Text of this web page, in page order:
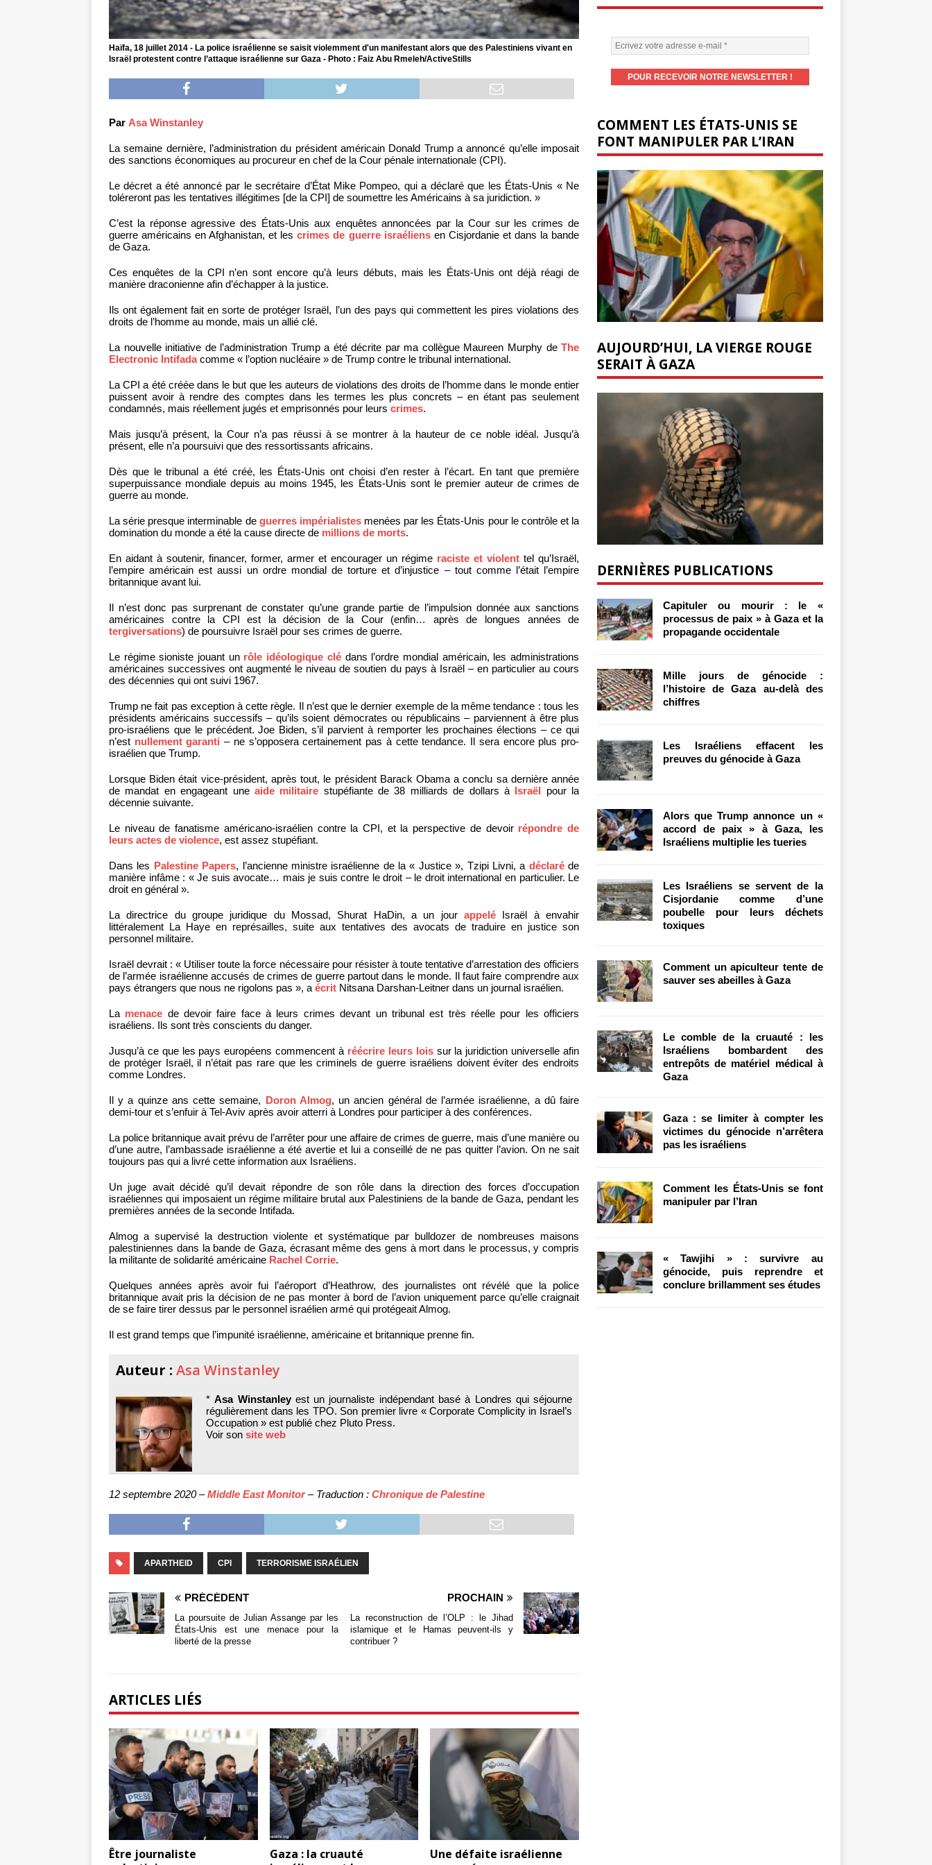
Haïfa, 18 juillet 2014 - La police israélienne se saisit violemment d'un manifestant alors que des Palestiniens vivant en
Israël protestent contre l’attaque israélienne sur Gaza - Photo : Faiz Abu Rmeleh/ActiveStills
Par Asa Winstanley
La semaine dernière, l’administration du président américain Donald Trump a annoncé qu’elle imposait
des sanctions économiques au procureur en chef de la Cour pénale internationale (CPI).
Le décret a été annoncé par le secrétaire d’État Mike Pompeo, qui a déclaré que les États-Unis « Ne
toléreront pas les tentatives illégitimes [de la CPI] de soumettre les Américains à sa juridiction. »
C’est la réponse agressive des États-Unis aux enquêtes annoncées par la Cour sur les crimes de
guerre américains en Afghanistan, et lescrimes de guerre israéliensen Cisjordanie et dans la bande
de Gaza.
Ces enquêtes de la CPI n’en sont encore qu’à leurs débuts, mais les États-Unis ont déjà réagi de
manière draconienne afin d’échapper à la justice.
Ils ont également fait en sorte de protéger Israël, l’un des pays qui commettent les pires violations des
droits de l’homme au monde, mais un allié clé.
La nouvelle initiative de l’administration Trump a été décrite par ma collègue Maureen Murphy deThe
Electronic Intifadacomme « l’option nucléaire » de Trump contre le tribunal international.
La CPI a été créée dans le but que les auteurs de violations des droits de l’homme dans le monde entier
puissent avoir à rendre des comptes dans les termes les plus concrets – en étant pas seulement
condamnés, mais réellement jugés et emprisonnés pour leurs crimes.
Mais jusqu’à présent, la Cour n’a pas réussi à se montrer à la hauteur de ce noble idéal. Jusqu’à
présent, elle n’a poursuivi que des ressortissants africains.
Dès que le tribunal a été créé, les États-Unis ont choisi d’en rester à l’écart. En tant que première
superpuissance mondiale depuis au moins 1945, les États-Unis sont le premier auteur de crimes de
guerre au monde.
La série presque interminable de guerres impérialistesmenées par les États-Unis pour le contrôle et la
domination du monde a été la cause directe de millions de morts.
En aidant à soutenir, financer, former, armer et encourager un régime raciste et violent tel qu’Israël,
l’empire américain est aussi un ordre mondial de torture et d’injustice – tout comme l’était l’empire
britannique avant lui.
Il n’est donc pas surprenant de constater qu’une grande partie de l’impulsion donnée aux sanctions
américaines contre la CPI est la décision de la Cour (enfin… après de longues années de
tergiversations) de poursuivre Israël pour ses crimes de guerre.
Le régime sioniste jouant un rôle idéologique clédans l’ordre mondial américain, les administrations
américaines successives ont augmenté le niveau de soutien du pays à Israël – en particulier au cours
des décennies qui ont suivi 1967.
Trump ne fait pas exception à cette règle. Il n’est que le dernier exemple de la même tendance : tous les
présidents américains successifs – qu’ils soient démocrates ou républicains – parviennent à être plus
pro-israéliens que le précédent. Joe Biden, s’il parvient à remporter les prochaines élections – ce qui
n’est nullement garanti – ne s’opposera certainement pas à cette tendance. Il sera encore plus pro-
israélien que Trump.
Lorsque Biden était vice-président, après tout, le président Barack Obama a conclu sa dernière année
de mandat en engageant une aide militaire stupéfiante de 38 milliards de dollars à Israël pour la
décennie suivante.
Le niveau de fanatisme américano-israélien contre la CPI, et la perspective de devoir répondre de
leurs actes de violence, est assez stupéfiant.
Dans les Palestine Papers, l’ancienne ministre israélienne de la « Justice », Tzipi Livni, a déclaréde
manière infâme : « Je suis avocate… mais je suis contre le droit – le droit international en particulier. Le
droit en général ».
La directrice du groupe juridique du Mossad, Shurat HaDin, a un jourappelé Israël à envahir
littéralement La Haye en représailles, suite aux tentatives des avocats de traduire en justice son
personnel militaire.
Israël devrait : « Utiliser toute la force nécessaire pour résister à toute tentative d’arrestation des officiers
de l’armée israélienne accusés de crimes de guerre partout dans le monde. Il faut faire comprendre aux
pays étrangers que nous ne rigolons pas », a écrit Nitsana Darshan-Leitner dans un journal israélien.
La menace de devoir faire face à leurs crimes devant un tribunal est très réelle pour les officiers
israéliens. Ils sont très conscients du danger.
Jusqu’à ce que les pays européens commencent à réécrire leurs loissur la juridiction universelle afin
de protéger Israël, il n’était pas rare que les criminels de guerre israéliens doivent éviter des endroits
comme Londres.
Il y a quinze ans cette semaine, Doron Almog, un ancien général de l’armée israélienne, a dû faire
demi-tour et s’enfuir à Tel-Aviv après avoir atterri à Londres pour participer à des conférences.
La police britannique avait prévu de l’arrêter pour une affaire de crimes de guerre, mais d’une manière ou
d’une autre, l’ambassade israélienne a été avertie et lui a conseillé de ne pas quitter l’avion. On ne sait
toujours pas qui a livré cette information aux Israéliens.
Un juge avait décidé qu’il devait répondre de son rôle dans la direction des forces d’occupation
israéliennes qui imposaient un régime militaire brutal aux Palestiniens de la bande de Gaza, pendant les
premières années de la seconde Intifada.
Almog a supervisé la destruction violente et systématique par bulldozer de nombreuses maisons
palestiniennes dans la bande de Gaza, écrasant même des gens à mort dans le processus, y compris
la militante de solidarité américaine Rachel Corrie.
Quelques années après avoir fui l’aéroport d’Heathrow, des journalistes ont révélé que la police
britannique avait pris la décision de ne pas monter à bord de l’avion uniquement parce qu’elle craignait
de se faire tirer dessus par le personnel israélien armé qui protégeait Almog.
Il est grand temps que l’impunité israélienne, américaine et britannique prenne fin.
Auteur : Asa Winstanley
*Asa Winstanleyest un journaliste indépendant basé à Londres qui séjourne
régulièrement dans les TPO. Son premier livre « Corporate Complicity in Israel’s
Occupation » est publié chez Pluto Press.
Voir son site web
12 septembre 2020 –Middle East Monitor– Traduction : Chronique de Palestine
APARTHEID CPI TERRORISME ISRAÉLIEN
PRÉCÉDENT
La poursuite de Julian Assange par les
États-Unis est une menace pour la
liberté de la presse
PROCHAIN
La reconstruction de l’OLP : le Jihad
islamique et le Hamas peuvent-ils y
contribuer ?
ARTICLES LIÉS
Être journaliste
Gaza : la cruauté
Une défaite israélienne
COMMENT LES ÉTATS-UNIS SE
FONT MANIPULER PAR L’IRAN
AUJOURD’HUI, LA VIERGE ROUGE
SERAIT À GAZA
DERNIÈRES PUBLICATIONS
Capituler ou mourir : le «
processus de paix » à Gaza et la
propagande occidentale
Mille jours de génocide :
l’histoire de Gaza au-delà des
chiffres
Les Israéliens effacent les
preuves du génocide à Gaza
Alors que Trump annonce un «
accord de paix » à Gaza, les
Israéliens multiplie les tueries
Les Israéliens se servent de la
Cisjordanie comme d’une
poubelle pour leurs déchets
toxiques
Comment un apiculteur tente de
sauver ses abeilles à Gaza
Le comble de la cruauté : les
Israéliens bombardent des
entrepôts de matériel médical à
Gaza
Gaza : se limiter à compter les
victimes du génocide n’arrêtera
pas les israéliens
Comment les États-Unis se font
manipuler par l’Iran
« Tawjihi » : survivre au
génocide, puis reprendre et
conclure brillamment ses études